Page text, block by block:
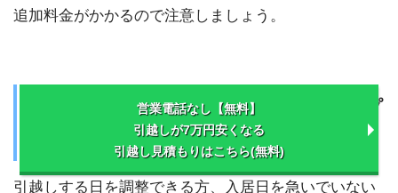
追加料金がかかるので注意しましょう。
③引越し日を調整可能なら「帰り便」プ
引越しする日を調整できる方、入居日を急いでいない
営業電話なし【無料】
引越しが7万円安くなる
引越し見積もりはこちら(無料)